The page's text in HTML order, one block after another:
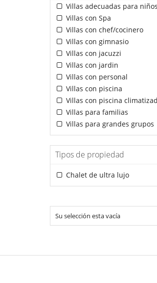
Villas adecuadas para niños
Villas con Spa
Villas con chef/cocinero
Villas con gimnasio
Villas con jacuzzi
Villas con jardin
Villas con personal
Villas con piscina
Villas con piscina
Villas para familias
Villas para grandes grupos
Tipos de propiedad
Chalet de ultra lujo
Su selección esta vacía